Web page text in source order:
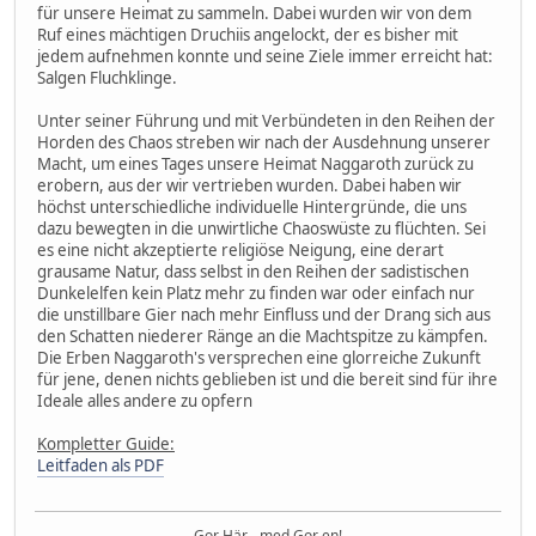
für unsere Heimat zu sammeln. Dabei wurden wir von dem
Ruf eines mächtigen Druchiis angelockt, der es bisher mit
jedem aufnehmen konnte und seine Ziele immer erreicht hat:
Salgen Fluchklinge.
Unter seiner Führung und mit Verbündeten in den Reihen der
Horden des Chaos streben wir nach der Ausdehnung unserer
Macht, um eines Tages unsere Heimat Naggaroth zurück zu
erobern, aus der wir vertrieben wurden. Dabei haben wir
höchst unterschiedliche individuelle Hintergründe, die uns
dazu bewegten in die unwirtliche Chaoswüste zu flüchten. Sei
es eine nicht akzeptierte religiöse Neigung, eine derart
grausame Natur, dass selbst in den Reihen der sadistischen
Dunkelelfen kein Platz mehr zu finden war oder einfach nur
die unstillbare Gier nach mehr Einfluss und der Drang sich aus
den Schatten niederer Ränge an die Machtspitze zu kämpfen.
Die Erben Naggaroth's versprechen eine glorreiche Zukunft
für jene, denen nichts geblieben ist und die bereit sind für ihre
Ideale alles andere zu opfern
Kompletter Guide:
Leitfaden als PDF